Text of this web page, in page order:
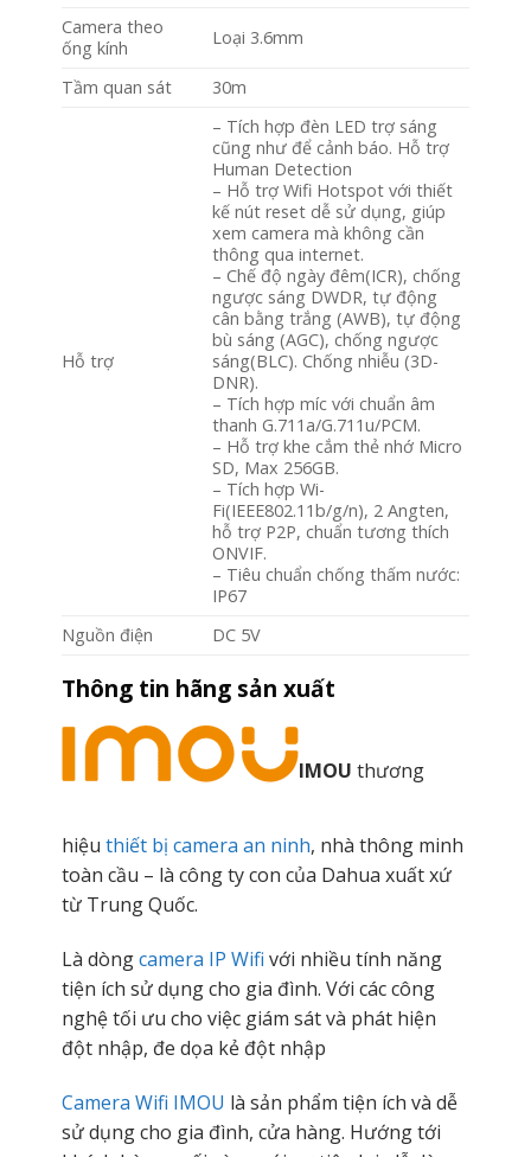
Camera theo
ống kính
Loại 3.6mm
Tầm quan sát 30m
Hỗ trợ
– Tích hợp đèn LED trợ sáng
cũng như để cảnh báo. Hỗ trợ
Human Detection
– Hỗ trợ Wifi Hotspot với thiết
kế nút reset dễ sử dụng, giúp
xem camera mà không cần
thông qua internet.
– Chế độ ngày đêm(ICR), chống
ngược sáng DWDR, tự động
cân bằng trắng (AWB), tự động
bù sáng (AGC), chống ngược
sáng(BLC). Chống nhiễu (3D-
DNR).
– Tích hợp míc với chuẩn âm
thanh G.711a/G.711u/PCM.
– Hỗ trợ khe cắm thẻ nhớ Micro
SD, Max 256GB.
– Tích hợp Wi-
Fi(IEEE802.11b/g/n), 2 Angten,
hỗ trợ P2P, chuẩn tương thích
ONVIF.
– Tiêu chuẩn chống thấm nước:
IP67
Nguồn điện
DC 5V
Thông tin hãng sản xuất
IMOU thương
hiệu thiết bị camera an ninh, nhà thông minh
toàn cầu – là công ty con của Dahua xuất xứ
từ Trung Quốc.
Là dòngcamera IP Wifi với nhiều tính năng
tiện ích sử dụng cho gia đình. Với các công
nghệ tối ưu cho việc giám sát và phát hiện
đột nhập, đe dọa kẻ đột nhập
Camera Wifi IMOU là sản phẩm tiện ích và dễ
sử dụng cho gia đình, cửa hàng. Hướng tới